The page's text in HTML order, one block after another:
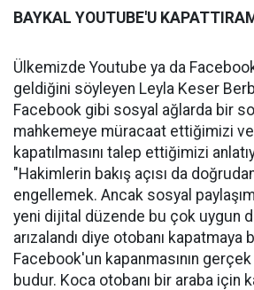
BAYKAL YOUTUBE'U
Ülkemizde Youtube ya da
geldiğini söyleyen Leyla Keser
Facebook gibi sosyal ağlarda bir
mahkemeye müracaat ettiğimizi
kapatılmasını talep ettiğimizi
"Hakimlerin bakış açısı da
engellemek. Ancak sosyal
yeni dijital düzende bu çok uygun
arızalandı diye otobanı kapatmaya
Facebook'un kapanmasının gerçek
budur. Koca otobanı bir araba için